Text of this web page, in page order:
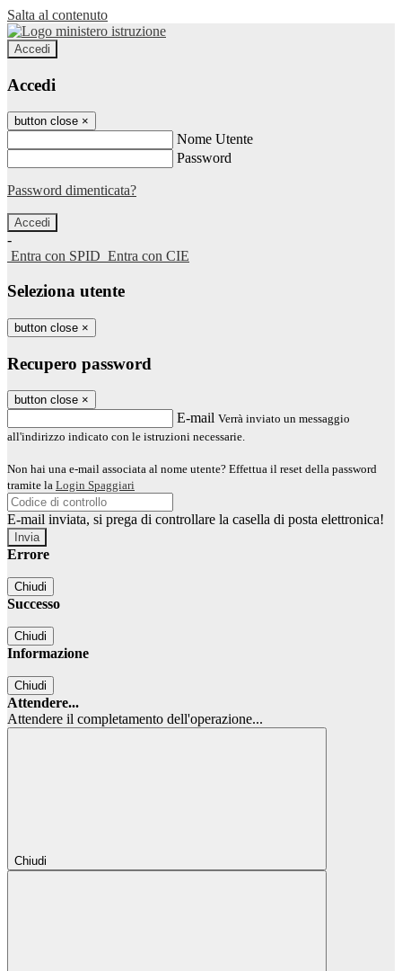
Salta al contenuto
Accedi
Accedi
button close ×
Nome Utente
Password
Password dimenticata?
-
Entra con SPID Entra con CIE
Seleziona utente
button close ×
Recupero password
button close ×
E-mail Verrà inviato un messaggio
all'indirizzo indicato con le istruzioni necessarie.
Non hai una e-mail associata al nome utente? Effettua il reset della password
tramite la Login Spaggiari
E-mail inviata, si prega di controllare la casella di posta elettronica!
Errore
Chiudi
Successo
Chiudi
Informazione
Chiudi
Attendere...
Attendere il completamento dell'operazione...
Chiudi